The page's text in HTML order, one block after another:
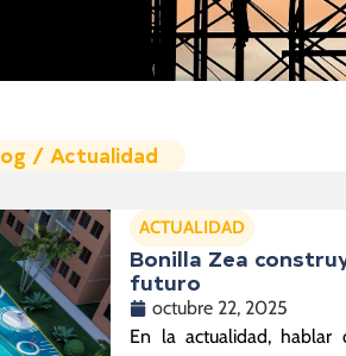
/ Actualidad
ACTUALIDAD
Bonilla Zea
futuro
octubre 22, 2025
En la actualidad,